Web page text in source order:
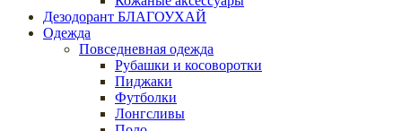
Дезодорант БЛАГОУХАЙ
Одежда
Повседневная одежда
Рубашки и косоворотки
Пиджаки
Футболки
Лонгсливы